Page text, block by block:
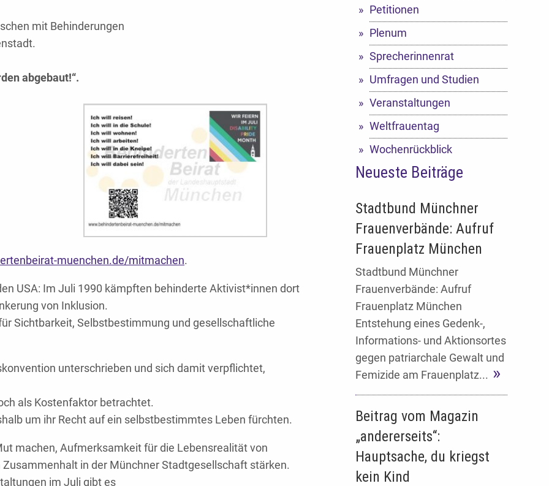
mit Behinderungen
abgebaut!“.
muenchen.de/mitmachen.
USA: Im Juli 1990 kämpften behinderte Aktivist*innen dort
von Inklusion.
Sichtbarkeit, Selbstbestimmung und gesellschaftliche
unterschrieben und sich damit verpflichtet,
als Kostenfaktor betrachtet.
um ihr Recht auf ein selbstbestimmtes Leben fürchten.
machen, Aufmerksamkeit für die Lebensrealität von
in der Münchner Stadtgesellschaft stärken.
im Juli gibt es
Petitionen
Plenum
Sprecherinnenrat
Umfragen und Studien
Veranstaltungen
Weltfrauentag
Wochenrückblick
Neueste Beiträge
Stadtbund Münchner
Frauenverbände: Aufruf
Frauenplatz München
Stadtbund Münchner
Frauenverbände: Aufruf
Frauenplatz München
Entstehung eines Gedenk-,
Informations- und Aktionsortes
gegen patriarchale Gewalt und
Femizide am Frauenplatz...
Beitrag vom Magazin
„andererseits“:
Hauptsache, du kriegst
kein Kind